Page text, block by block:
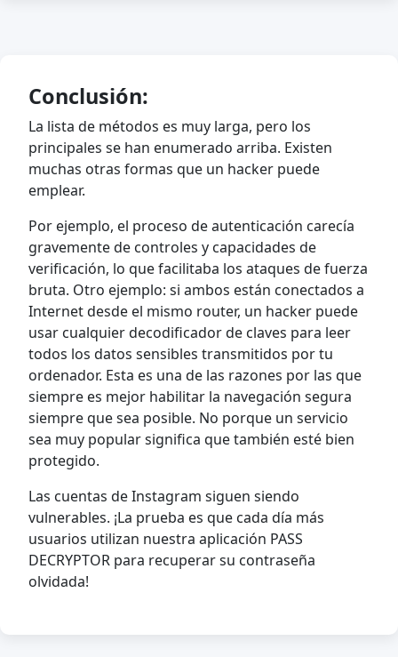
Conclusión:
La lista de métodos es muy larga, pero los
principales se han enumerado arriba. Existen
muchas otras formas que un hacker puede
emplear.
Por ejemplo, el proceso de autenticación carecía
gravemente de controles y capacidades de
verificación, lo que facilitaba los ataques de fuerza
bruta. Otro ejemplo: si ambos están conectados a
Internet desde el mismo router, un hacker puede
usar cualquier decodificador de claves para leer
todos los datos sensibles transmitidos por tu
ordenador. Esta es una de las razones por las que
siempre es mejor habilitar la navegación segura
siempre que sea posible. No porque un servicio
sea muy popular significa que también esté bien
protegido.
Las cuentas de Instagram siguen siendo
vulnerables. ¡La prueba es que cada día más
usuarios utilizan nuestra aplicación PASS
DECRYPTOR para recuperar su contraseña
olvidada!